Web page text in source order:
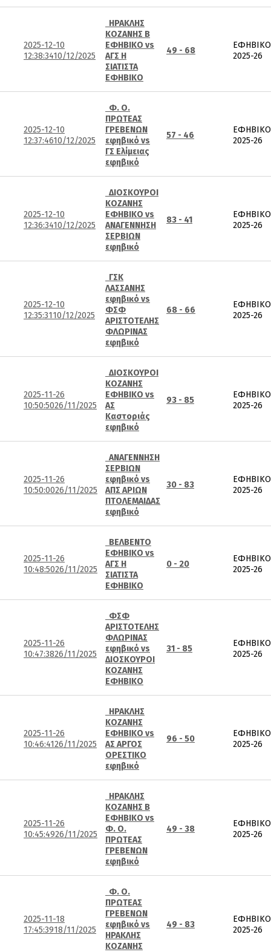
2025-12-10
12:38:3410/12/2025
ΗΡΑΚΛΗΣ
ΚΟΖΑΝΗΣ Β
ΕΦΗΒΙΚΟ vs
ΑΓΣ Η
ΣΙΑΤΙΣΤΑ
ΕΦΗΒΙΚΟ
49 - 68
ΕΦΗΒΙΚΟ
2025-26
2025-12-10
12:37:4610/12/2025
Φ. Ο.
ΠΡΩΤΕΑΣ
ΓΡΕΒΕΝΩΝ
εφηβικό vs
ΓΣ Ελίμειας
εφηβικό
57 - 46
ΕΦΗΒΙΚΟ
2025-26
2025-12-10
12:36:3410/12/2025
ΔΙΟΣΚΟΥΡΟΙ
ΚΟΖΑΝΗΣ
ΕΦΗΒΙΚΟ vs
ΑΝΑΓΕΝΝΗΣΗ
ΣΕΡΒΙΩΝ
εφηβικό
83 - 41
ΕΦΗΒΙΚΟ
2025-26
2025-12-10
12:35:3110/12/2025
ΓΣΚ
ΛΑΣΣΑΝΗΣ
εφηβικό vs
ΦΣΦ
ΑΡΙΣΤΟΤΕΛΗΣ
ΦΛΩΡΙΝΑΣ
εφηβικό
68 - 66
ΕΦΗΒΙΚΟ
2025-26
2025-11-26
10:50:5026/11/2025
ΔΙΟΣΚΟΥΡΟΙ
ΚΟΖΑΝΗΣ
ΕΦΗΒΙΚΟ vs
ΑΣ
Καστοριάς
εφηβικό
93 - 85
ΕΦΗΒΙΚΟ
2025-26
2025-11-26
10:50:0026/11/2025
ΑΝΑΓΕΝΝΗΣΗ
ΣΕΡΒΙΩΝ
εφηβικό vs
ΑΠΣ ΑΡΙΩΝ
ΠΤΟΛΕΜΑΙΔΑΣ
εφηβικό
30 - 83
ΕΦΗΒΙΚΟ
2025-26
2025-11-26
10:48:5026/11/2025
ΒΕΛΒΕΝΤΟ
ΕΦΗΒΙΚΟ vs
ΑΓΣ Η
ΣΙΑΤΙΣΤΑ
ΕΦΗΒΙΚΟ
0 - 20
ΕΦΗΒΙΚΟ
2025-26
2025-11-26
10:47:3826/11/2025
ΦΣΦ
ΑΡΙΣΤΟΤΕΛΗΣ
ΦΛΩΡΙΝΑΣ
εφηβικό vs
ΔΙΟΣΚΟΥΡΟΙ
ΚΟΖΑΝΗΣ
ΕΦΗΒΙΚΟ
31 - 85
ΕΦΗΒΙΚΟ
2025-26
2025-11-26
10:46:4126/11/2025
ΗΡΑΚΛΗΣ
ΚΟΖΑΝΗΣ
ΕΦΗΒΙΚΟ vs
ΑΣ ΑΡΓΟΣ
ΟΡΕΣΤΙΚΟ
εφηβικό
96 - 50
ΕΦΗΒΙΚΟ
2025-26
2025-11-26
10:45:4926/11/2025
ΗΡΑΚΛΗΣ
ΚΟΖΑΝΗΣ Β
ΕΦΗΒΙΚΟ vs
Φ. Ο.
ΠΡΩΤΕΑΣ
ΓΡΕΒΕΝΩΝ
εφηβικό
49 - 38
ΕΦΗΒΙΚΟ
2025-26
2025-11-18
17:45:3918/11/2025
Φ. Ο.
ΠΡΩΤΕΑΣ
ΓΡΕΒΕΝΩΝ
εφηβικό vs
ΗΡΑΚΛΗΣ
ΚΟΖΑΝΗΣ
49 - 83
ΕΦΗΒΙΚΟ
2025-26